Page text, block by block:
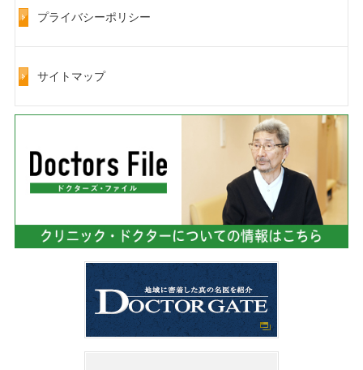
プライバシーポリシー
サイトマップ